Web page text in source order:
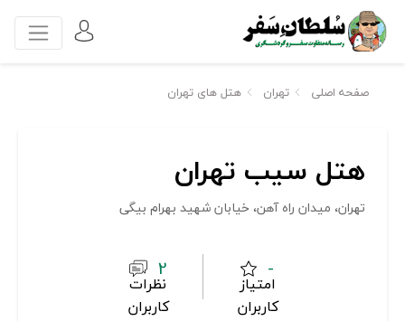
صفحه اصلی تهران هتل های تهران
هتل سیب تهران
تهران، میدان راه آهن، خیابان شهید بهرام بیگی
-
امتیاز
کاربران
2
نظرات
کاربران